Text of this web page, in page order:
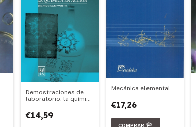
Demostraciones de
laboratorio: la química
€14,59
Mecánica elemental
€17,26